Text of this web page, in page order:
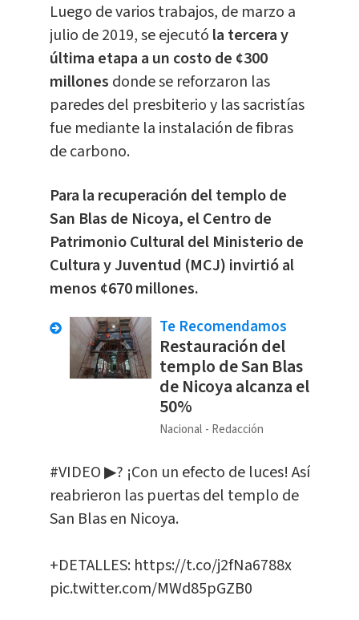
Luego de varios trabajos, de marzo a
julio de 2019, se ejecutó la tercera y
última etapa a un costo de ¢300
millones donde se reforzaron las
paredes del presbiterio y las sacristías
fue mediante la instalación de fibras
de carbono.
Para la recuperación del templo de
San Blas de Nicoya, el Centro de
Patrimonio Cultural del Ministerio de
Cultura y Juventud (MCJ) invirtió al
menos ¢670 millones.
Te Recomendamos
Restauración del
templo de San Blas
de Nicoya alcanza el
50%
Nacional Redacción
#VIDEO▶? ¡Con un efecto de luces! Así
reabrieron las puertas del templo de
San Blas en Nicoya.
+DETALLES: https://t.co/j2fNa6788x
pic.twitter.com/MWd85pGZB0